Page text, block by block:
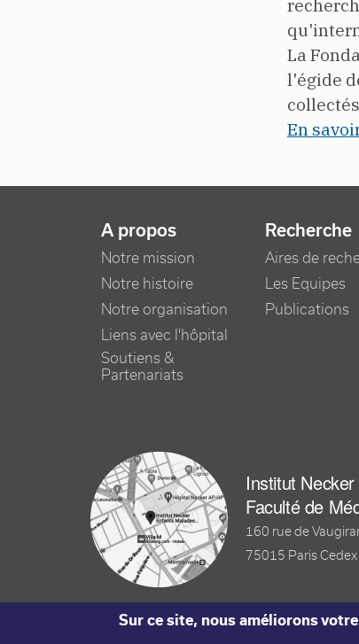
La
l'égide
En
NAVIGATION PRINCIPALE
A propos
Notre mission
Notre histoire
Notre organisation
Liens avec l'hôpital
Soutiens &
Partenariats
Recherche
Aires de
Les Equipes
Publications
Institut
Faculté de
160 rue de
75015 Paris Cedex
Sur ce site, nous améliorons